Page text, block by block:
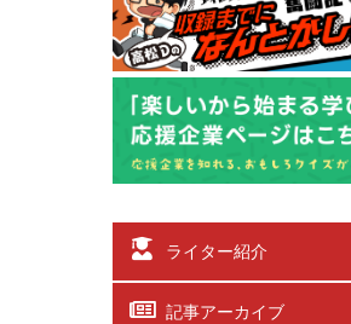
ライター紹介
記事アーカイブ